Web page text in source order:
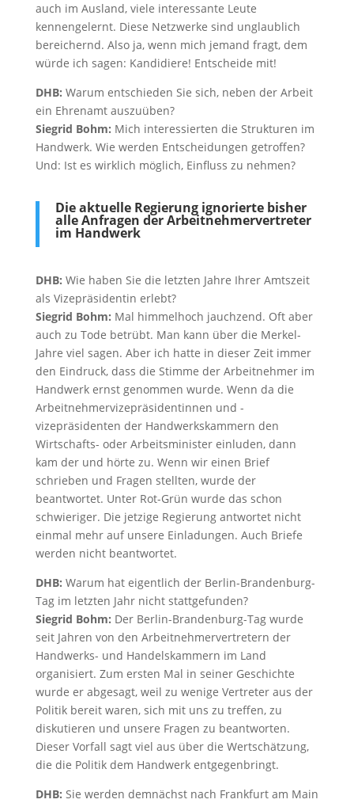
auch im Ausland, viele interessante Leute
kennengelernt. Diese Netzwerke sind unglaublich
bereichernd. Also ja, wenn mich jemand fragt, dem
würde ich sagen: Kandidiere! Entscheide mit!
DHB: Warum entschieden Sie sich, neben der Arbeit
ein Ehrenamt auszuüben?
Siegrid Bohm: Mich interessierten die Strukturen im
Handwerk. Wie werden Entscheidungen getroffen?
Und: Ist es wirklich möglich, Einfluss zu nehmen?
Die aktuelle Regierung ignorierte bisher
alle Anfragen der Arbeitnehmervertreter
im Handwerk
DHB: Wie haben Sie die letzten Jahre Ihrer Amtszeit
als Vizepräsidentin erlebt?
Siegrid Bohm: Mal himmelhoch jauchzend. Oft aber
auch zu Tode betrübt. Man kann über die Merkel-
Jahre viel sagen. Aber ich hatte in dieser Zeit immer
den Eindruck, dass die Stimme der Arbeitnehmer im
Handwerk ernst genommen wurde. Wenn da die
Arbeitnehmervizepräsidentinnen und -
vizepräsidenten der Handwerkskammern den
Wirtschafts- oder Arbeitsminister einluden, dann
kam der und hörte zu. Wenn wir einen Brief
schrieben und Fragen stellten, wurde der
beantwortet. Unter Rot-Grün wurde das schon
schwieriger. Die jetzige Regierung antwortet nicht
einmal mehr auf unsere Einladungen. Auch Briefe
werden nicht beantwortet.
DHB: Warum hat eigentlich der Berlin-Brandenburg-
Tag im letzten Jahr nicht stattgefunden?
Siegrid Bohm: Der Berlin-Brandenburg-Tag wurde
seit Jahren von den Arbeitnehmervertretern der
Handwerks- und Handelskammern im Land
organisiert. Zum ersten Mal in seiner Geschichte
wurde er abgesagt, weil zu wenige Vertreter aus der
Politik bereit waren, sich mit uns zu treffen, zu
diskutieren und unsere Fragen zu beantworten.
Dieser Vorfall sagt viel aus über die Wertschätzung,
die die Politik dem Handwerk entgegenbringt.
DHB: Sie werden demnächst nach Frankfurt am Main